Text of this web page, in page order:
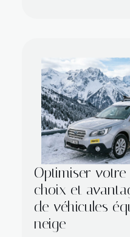
Optimiser
choix et
de véhicules
neige